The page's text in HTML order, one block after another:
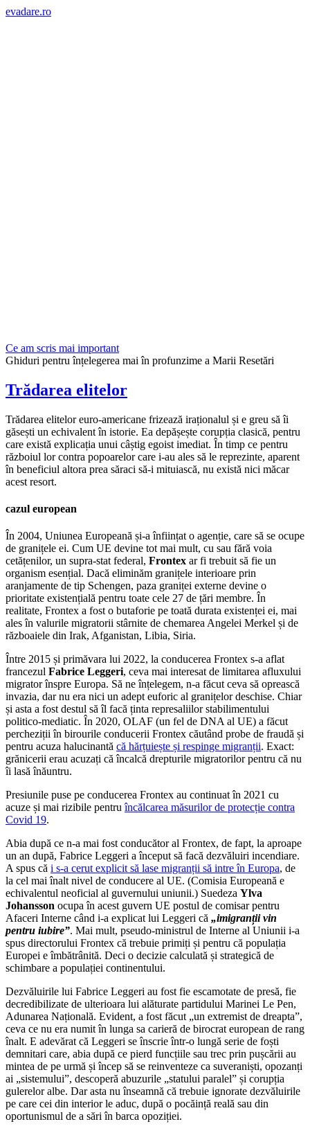
evadare.ro
Ce am scris mai important
Ghiduri pentru înțelegerea mai în profunzime a Marii Resetări
Trădarea elitelor
Trădarea elitelor euro-americane frizează iraționalul și e greu să îi
găsești un echivalent în istorie. Ea depășește corupția clasică, pentru
care există explicația unui câștig egoist imediat. În timp ce pentru
războiul lor contra popoarelor care i-au ales să le reprezinte, aparent
în beneficiul altora prea săraci să-i mituiască, nu există nici măcar
acest resort.
cazul european
În 2004, Uniunea Europeană și-a înființat o agenție, care să se ocupe
de granițele ei. Cum UE devine tot mai mult, cu sau fără voia
cetățenilor, un supra-stat federal, Frontex ar fi trebuit să fie un
organism esențial. Dacă eliminăm granițele interioare prin
aranjamente de tip Schengen, paza graniței externe devine o
prioritate existențială pentru toate cele 27 de țări membre. În
realitate, Frontex a fost o butaforie pe toată durata existenței ei, mai
ales în valurile migratorii stârnite de chemarea Angelei Merkel și de
războaiele din Irak, Afganistan, Libia, Siria.
Între 2015 și primăvara lui 2022, la conducerea Frontex s-a aflat
francezul Fabrice Leggeri, ceva mai interesat de limitarea afluxului
migrator înspre Europa. Să ne înțelegem, n-a făcut ceva să oprească
invazia, dar nu era nici un adept euforic al granițelor deschise. Chiar
și asta a fost destul să îl facă ținta represaliilor stabilimentului
politico-mediatic. În 2020, OLAF (un fel de DNA al UE) a făcut
percheziții în birourile conducerii Frontex căutând probe de fraudă și
pentru acuza halucinantă că hărțuiește și respinge migranții. Exact:
grănicerii erau acuzați că încalcă drepturile migratorilor pentru că nu
îi lasă înăuntru.
Presiunile puse pe conducerea Frontex au continuat în 2021 cu
acuze și mai rizibile pentruîncălcarea măsurilor de protecție contra
Covid 19.
Abia după ce n-a mai fost conducător al Frontex, de fapt, la aproape
un an după, Fabrice Leggeri a început să facă dezvăluiri incendiare.
A spus că i s-a cerut explicit să lase migranții să intre în Europa, de
la cel mai înalt nivel de conducere al UE. (Comisia Europeană e
echivalentul neoficial al guvernului uniunii.) Suedeza Ylva
Johansson ocupa în acest guvern UE postul de comisar pentru
Afaceri Interne când i-a explicat lui Leggeri că „imigranții vin
pentru iubire”. Mai mult, pseudo-ministrul de Interne al Uniunii i-a
spus directorului Frontex că trebuie primiți și pentru că populația
Europei e îmbătrânită. Deci o decizie calculată și strategică de
schimbare a populației continentului.
Dezvăluirile lui Fabrice Leggeri au fost fie escamotate de presă, fie
decredibilizate de ulterioara lui alăturate partidului Marinei Le Pen,
Adunarea Națională. Evident, a fost făcut „un extremist de dreapta”,
ceva ce nu era numit în lunga sa carieră de birocrat european de rang
înalt. E adevărat că Leggeri se înscrie într-o lungă serie de foști
demnitari care, abia după ce pierd funcțiile sau trec prin pușcării au
mintea de pe urmă și încep să se reinventeze ca suveraniști, opozanți
ai „sistemului”, descoperă abuzurile „statului paralel” și corupția
gulerelor albe. Dar asta nu înseamnă că trebuie ignorate dezvăluirile
pe care cei din interior le aduc, după o pocăință reală sau din
oportunismul de a sări în barca opoziției.